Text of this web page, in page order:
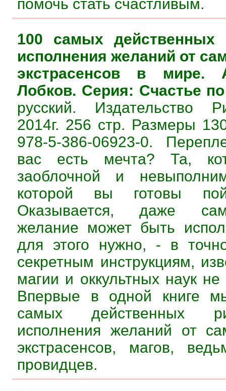
помочь стать счастливым.
100 самых действенных
исполнения желаний от
экстрасенсов в мире.
Лобков. Серия: Счастье по
русский. Издательство
2014г. 256 стр. Размеры
978-5-386-06923-0.
вас есть мечта? Та,
заоблочной и
которой вы готовы
Оказывается, даже
желание может быть
для этого нужно, - в
секретным инструкциям,
магии и оккультных наук
Впервые в одной книге
самых действенных
исполнения желаний от
экстрасенсов, магов,
провидцев.